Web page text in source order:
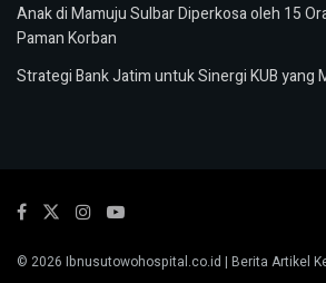
Anak di Mamuju Sulbar Diperkosa oleh 15
Paman Korban
Strategi Bank Jatim untuk Sinergi KUB yang
© 2026 Ibnusutowohospital.co.id | Berita Artikel